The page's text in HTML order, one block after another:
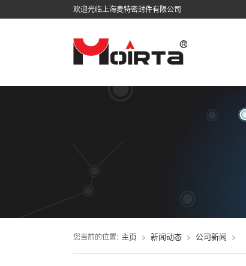
欢迎光临上海麦特密封件有限公司
您当前的位置: 主页 > 新闻动态 > 公司新闻 >